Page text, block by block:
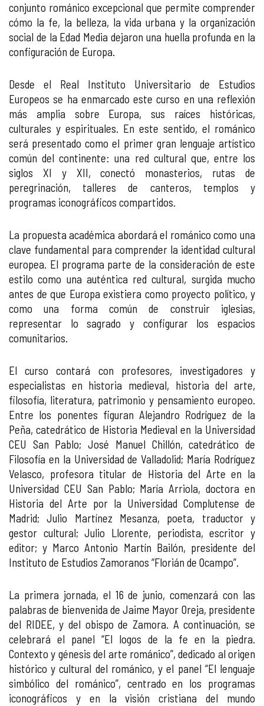
conjunto románico excepcional que permite comprender
cómo la fe, la belleza, la vida urbana y la organización
social de la Edad Media dejaron una huella profunda en la
configuración de Europa.
Desde el Real Instituto Universitario de Estudios
Europeos se ha enmarcado este curso en una reflexión
más amplia sobre Europa, sus raíces históricas,
culturales y espirituales. En este sentido, el románico
será presentado como el primer gran lenguaje artístico
común del continente: una red cultural que, entre los
siglos XI y XII, conectó monasterios, rutas de
peregrinación, talleres de canteros, templos y
programas iconográficos compartidos.
La propuesta académica abordará el románico como una
clave fundamental para comprender la identidad cultural
europea. El programa parte de la consideración de este
estilo como una auténtica red cultural, surgida mucho
antes de que Europa existiera como proyecto político, y
como una forma común de construir iglesias,
representar lo sagrado y configurar los espacios
comunitarios.
El curso contará con profesores, investigadores y
especialistas en historia medieval, historia del arte,
filosofía, literatura, patrimonio y pensamiento europeo.
Entre los ponentes figuran Alejandro Rodríguez de la
Peña, catedrático de Historia Medieval en la Universidad
CEU San Pablo; José Manuel Chillón, catedrático de
Filosofía en la Universidad de Valladolid; María Rodríguez
Velasco, profesora titular de Historia del Arte en la
Universidad CEU San Pablo; María Arriola, doctora en
Historia del Arte por la Universidad Complutense de
Madrid; Julio Martínez Mesanza, poeta, traductor y
gestor cultural; Julio Llorente, periodista, escritor y
editor; y Marco Antonio Martín Bailón, presidente del
Instituto de Estudios Zamoranos “Florián de Ocampo”.
La primera jornada, el 16 de junio, comenzará con las
palabras de bienvenida de Jaime Mayor Oreja, presidente
del RIDEE, y del obispo de Zamora. A continuación, se
celebrará el panel “El logos de la fe en la piedra.
Contexto y génesis del arte románico”, dedicado al origen
histórico y cultural del románico, y el panel “El lenguaje
simbólico del románico”, centrado en los programas
iconográficos y en la visión cristiana del mundo